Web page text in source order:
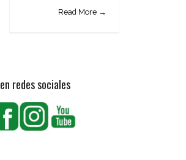
Read More →
redes sociales